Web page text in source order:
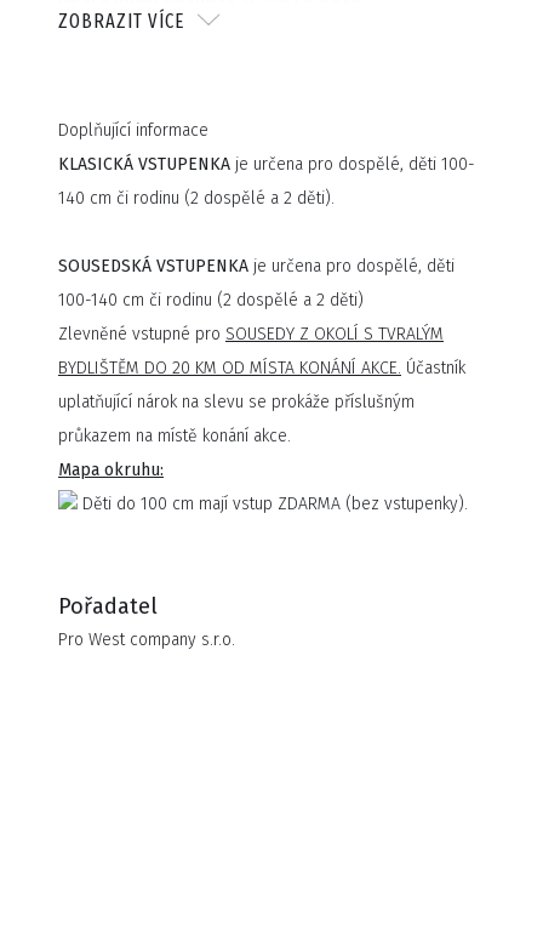
Zábavný doprovodný program a spousta legrace bude
westernovém městečku. Celým festivalem vás provedou
tváře, které znáte z obrazovek televize Prima, a nebudou
chybět rozhovory, autogramiády a meet great s
ZOBRAZIT VÍCE
Doplňující informace
KLASICKÁ VSTUPENKA je určena pro dospělé, děti 100-
140 cm či rodinu (2 dospělé a 2 děti).
SOUSEDSKÁ VSTUPENKA je určena pro dospělé, děti
100-140 cm či rodinu (2 dospělé a 2 děti)
Zlevněné vstupné pro SOUSEDY Z OKOLÍ S TVRALÝM
BYDLIŠTĚM DO 20 KM OD MÍSTA KONÁNÍ AKCE. Účastník
uplatňující nárok na slevu se prokáže příslušným
průkazem na místě konání akce.
Mapa okruhu:
Děti do 100 cm mají vstup ZDARMA (bez vstupenky).
Pořadatel
Pro West company s.r.o.